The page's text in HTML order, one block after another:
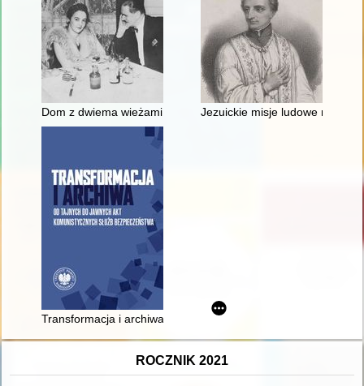
Dom z dwiema wieżami Jezuickie misje ludowe na
Transformacja i archiwa : od tajnych do jawnych akt
ROCZNIK 2021